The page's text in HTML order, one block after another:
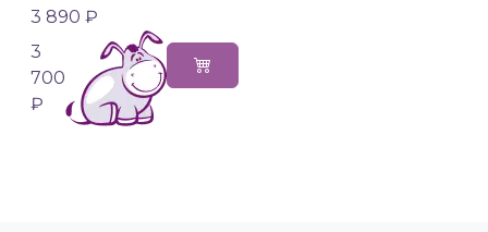
3 890 ₽
3
700
₽